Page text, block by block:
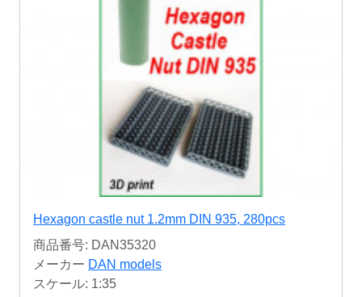
Hexagon castle nut 1.2mm DIN 935, 280pcs
商品番号: DAN35320
メーカー DAN models
スケール: 1:35